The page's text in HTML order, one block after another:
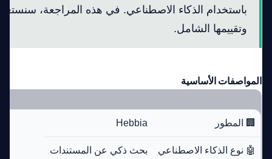
باستخدام الذكاء الاصطناعي. في هذه المراجعة،
وتقييمها الشامل.
المواصفات الأساسية
🏢 المطور Hebbia
🤖 نوع الذكاء الاصطناعي بحث ذكي عن المستندات